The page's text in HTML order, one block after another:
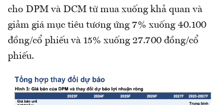
cho DPM và DCM từ mua xuống khả quan và
giảm giá mục tiêu tương ứng 7% xuống 40.100
đồng/cổ phiếu và 15% xuống 27.700 đồng/cổ
phiếu.